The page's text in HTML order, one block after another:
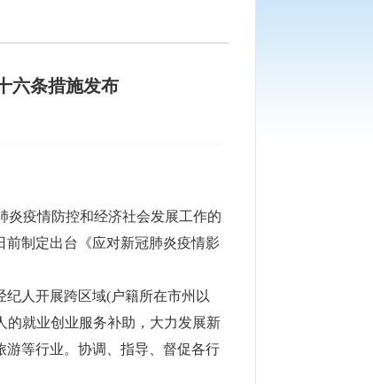
六条措施发布
炎疫情防控和经济社会发展工作的
制定出台《应对新冠肺炎疫情影
纪人开展跨区域(户籍所在市州以
的就业创业服务补助，大力发展新
等行业。协调、指导、督促各行